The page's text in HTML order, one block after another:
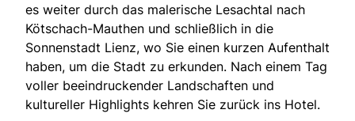
es weiter durch das malerische Lesachtal nach
Kötschach-Mauthen und schließlich in die
Sonnenstadt Lienz, wo Sie einen kurzen Aufenthalt
haben, um die Stadt zu erkunden. Nach einem Tag
voller beeindruckender Landschaften und
kultureller Highlights kehren Sie zurück ins Hotel.